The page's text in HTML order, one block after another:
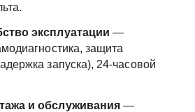
эксплуатации —
защита
запуска), 24‑часовой
и обслуживания —